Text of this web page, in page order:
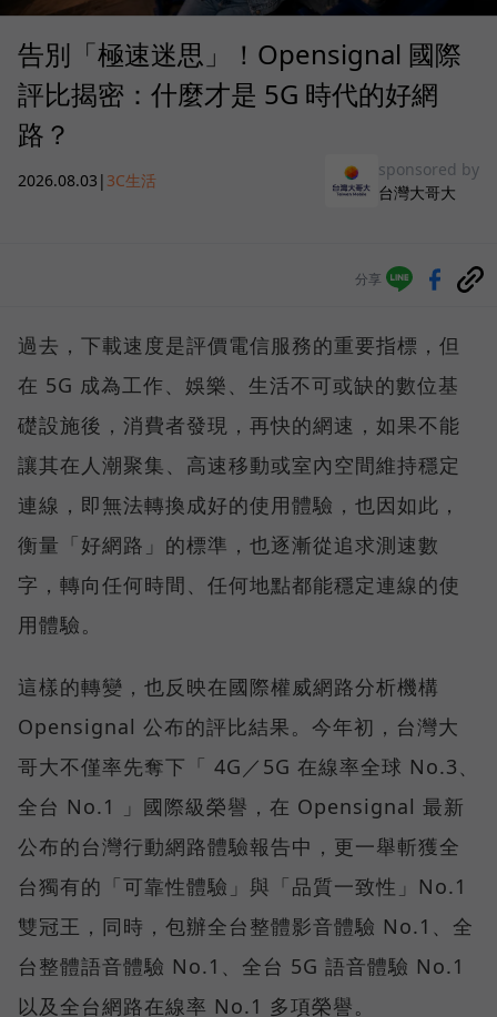
告別「極速迷思」！Opensignal 國際
評比揭密：什麼才是 5G 時代的好網
路？
2026.08.03 | 3C生活
sponsored by
台灣大哥大
分享
過去，下載速度是評價電信服務的重要指標，但
在 5G 成為工作、娛樂、生活不可或缺的數位基
礎設施後，消費者發現，再快的網速，如果不能
讓其在人潮聚集、高速移動或室內空間維持穩定
連線，即無法轉換成好的使用體驗，也因如此，
衡量「好網路」的標準，也逐漸從追求測速數
字，轉向任何時間、任何地點都能穩定連線的使
用體驗。
這樣的轉變，也反映在國際權威網路分析機構
Opensignal 公布的評比結果。今年初，台灣大
哥大不僅率先奪下「 4G／5G 在線率全球 No.3、
全台 No.1 」國際級榮譽，在 Opensignal 最新
公布的台灣行動網路體驗報告中，更一舉斬獲全
台獨有的「可靠性體驗」與「品質一致性」No.1
雙冠王，同時，包辦全台整體影音體驗 No.1、全
台整體語音體驗 No.1、全台 5G 語音體驗 No.1
以及全台網路在線率 No.1 多項榮譽。